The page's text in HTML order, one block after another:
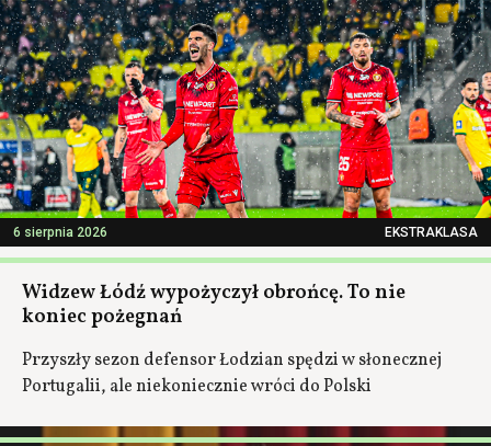
6 sierpnia 2026 EKSTRAKLASA
Widzew Łódź wypożyczył obrońcę. To nie
koniec pożegnań
Przyszły sezon defensor Łodzian spędzi w słonecznej
Portugalii, ale niekoniecznie wróci do Polski